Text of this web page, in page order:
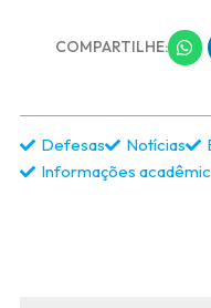
COMPARTILHE:
Defesas Notícias
Informações